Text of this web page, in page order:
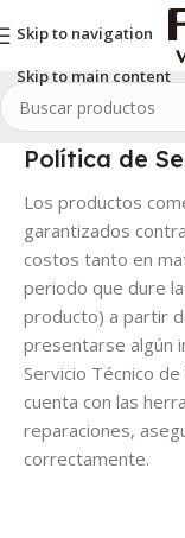
Skip to navigation
Skip to main content
Política de
Los productos
garantizados
costos tanto en
periodo que dure
producto) a partir
presentarse algún
Servicio Técnico de
cuenta con las
reparaciones,
correctamente.